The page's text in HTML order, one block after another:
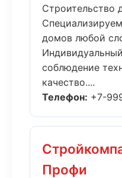
Строительство
домов любой
соблюдение
качество....
Телефон: +7-
Профи